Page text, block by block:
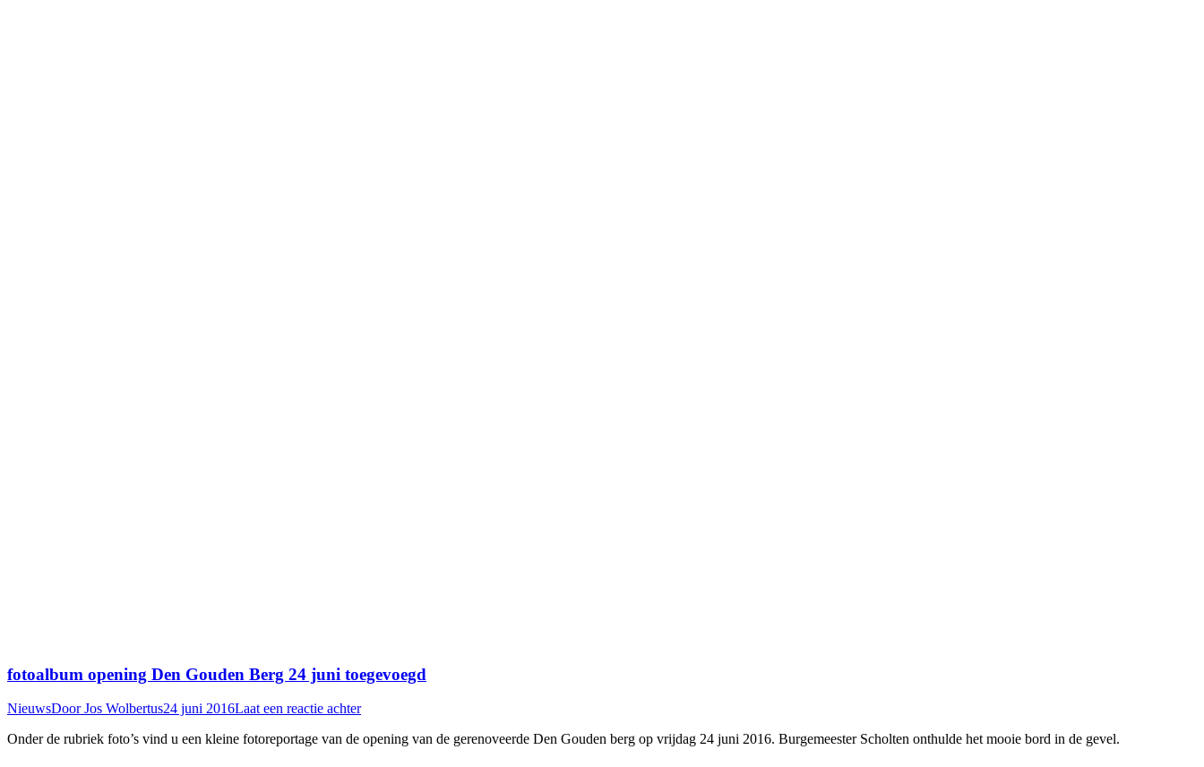
fotoalbum opening Den Gouden Berg 24 juni toegevoegd
NieuwsDoorJos Wolbertus24 juni 2016Laat een reactie achter
Onder de rubriek foto’s vind u een kleine fotoreportage van de opening van de gerenoveerde Den Gouden berg op vrijdag 24 juni 2016. Burgemeester Scholten onthulde het mooie bord in de gevel.